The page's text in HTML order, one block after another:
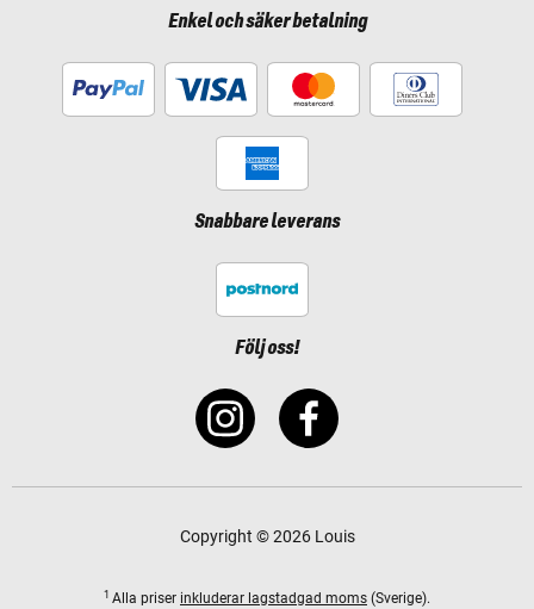
Enkel och säker betalning
Snabbare leverans
Följ oss!
Copyright © 2026 Louis
1 Alla priser inkluderar lagstadgad moms (Sverige).